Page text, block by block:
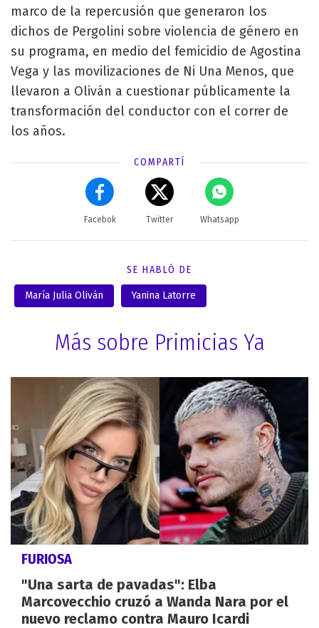
marco de la repercusión que generaron los
dichos de Pergolini sobre violencia de género en
su programa, en medio del femicidio de Agostina
Vega y las movilizaciones de Ni Una Menos, que
llevaron a Oliván a cuestionar públicamente la
transformación del conductor con el correr de
los años.
COMPARTÍ
Facebok Twitter Whatsapp
SE HABLÓ DE
María Julia Oliván Yanina Latorre
Más sobre Primicias Ya
FURIOSA
"Una sarta de pavadas": Elba
Marcovecchio cruzó a Wanda Nara por el
nuevo reclamo contra Mauro Icardi